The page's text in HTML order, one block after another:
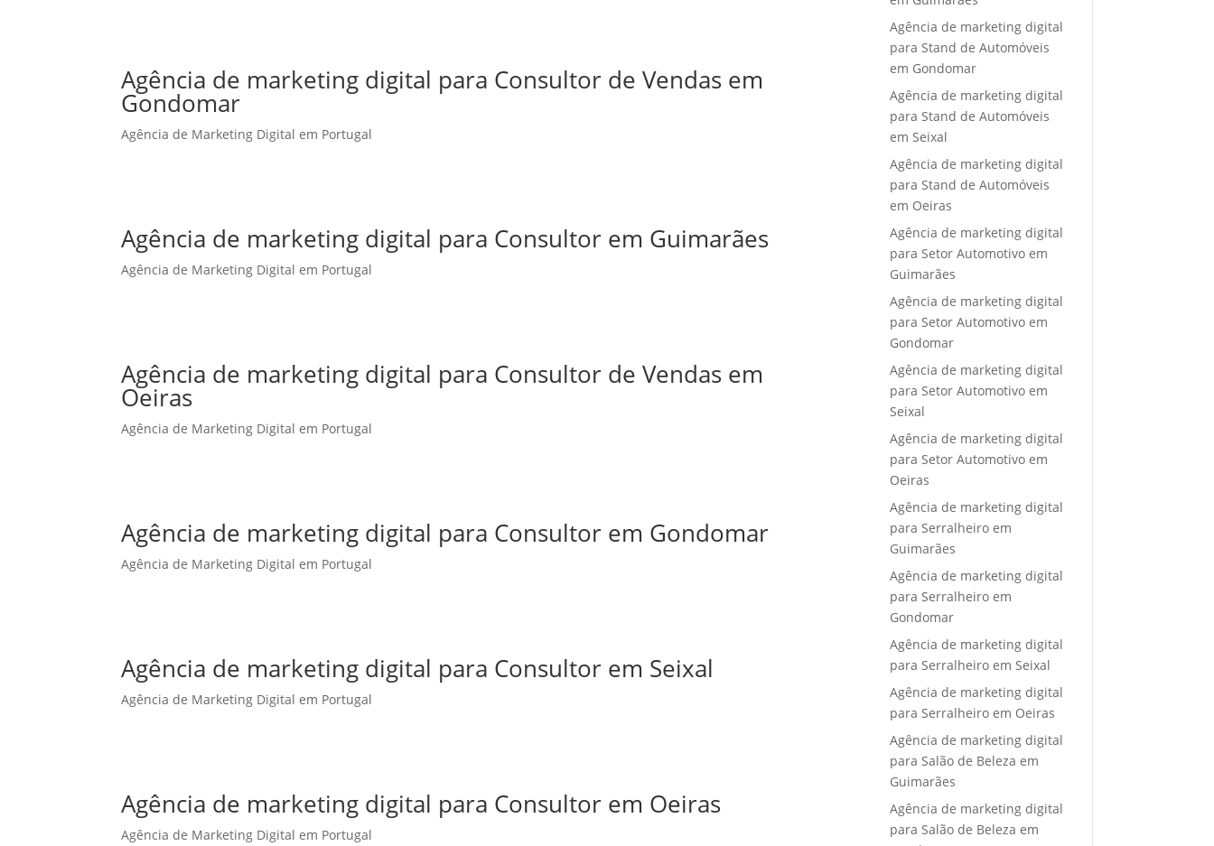
Agência de marketing digital para Consultor de Vendas em
Gondomar
Agência de Marketing Digital em Portugal
Agência de marketing digital para Consultor em Guimarães
Agência de Marketing Digital em Portugal
Agência de marketing digital para Consultor de Vendas em
Oeiras
Agência de Marketing Digital em Portugal
Agência de marketing digital para Consultor em Gondomar
Agência de Marketing Digital em Portugal
Agência de marketing digital para Consultor em Seixal
Agência de Marketing Digital em Portugal
Agência de marketing digital para Consultor em Oeiras
Agência de Marketing Digital em Portugal
Agência de marketing digital
para Stand de Automóveis
em Gondomar
Agência de marketing digital
para Stand de Automóveis
em Seixal
Agência de marketing digital
para Stand de Automóveis
em Oeiras
Agência de marketing digital
para Setor Automotivo em
Guimarães
Agência de marketing digital
para Setor Automotivo em
Gondomar
Agência de marketing digital
para Setor Automotivo em
Seixal
Agência de marketing digital
para Setor Automotivo em
Oeiras
Agência de marketing digital
para Serralheiro em
Guimarães
Agência de marketing digital
para Serralheiro em
Gondomar
Agência de marketing digital
para Serralheiro em Seixal
Agência de marketing digital
para Serralheiro em Oeiras
Agência de marketing digital
para Salão de Beleza em
Guimarães
Agência de marketing digital
para Salão de Beleza em